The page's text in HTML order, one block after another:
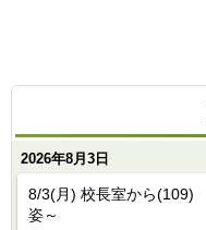
2026年8月3日
8/3(月) 校長室から
姿～